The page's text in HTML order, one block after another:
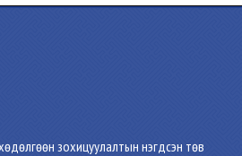
зохицуулалтын нэгдсэн төв